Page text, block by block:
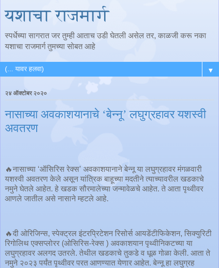
यशाचा राजमार्ग
स्पर्धेच्या सागरात जर तुम्ही आताच उडी घेतली असेल तर, काळजी करू नका
यशाचा राजमार्ग तुमच्या सोबत आहे
▼
२४ ऑक्टोबर २०२०
नासाच्या अवकाशयानाचे ‘बेन्नू’ लघुग्रहावर यशस्वी
अवतरण
🔥नासाच्या ‘ऑसिरिस रेक्स’ अवकाशयानाने बेन्नू या लघुग्रहावर मंगळवारी
यशस्वी अवतरण केले असून यांत्रिक बाहूच्या मदतीने त्याच्यावरील खडकाचे
नमुने घेतले आहेत. हे खडक सौरमालेच्या जन्मावेळचे आहेत. ते आता पृथ्वीवर
आणले जातील असे नासाने म्हटले आहे.
🔥दी ओरिजिन्स, स्पेक्ट्रल इंटरप्रिटेशन रिसोर्स आयडेंटीफिकेशन, सिक्युरिटी
रिगोलिथ एक्सप्लोरर (ओसिरिस-रेक्स ) अवकाशयान पृथ्वीनिकटच्या या
लघुग्रहावर अलगद उतरले. तेथील खडकाचे तुकडे व धूळ गोळा केली. आता ते
नमुने २०२३ पर्यंत पृथ्वीवर परत आणण्यात येणार आहेत. बेन्नू हा लघुग्रह